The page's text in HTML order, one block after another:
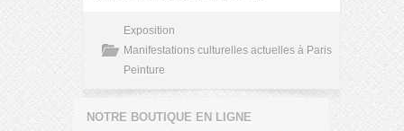
Exposition
Manifestations culturelles actuelles à Paris
Peinture
NOTRE BOUTIQUE EN LIGNE